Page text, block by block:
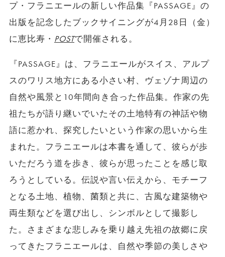
プ・フラニエールの新しい作品集『PASSAGE』の
出版を記念したブックサイニングが4月28日（金）
に恵比寿・ POSTで開催される。
『PASSAGE』は、フラニエールがスイス、アルプ
スのワリス地方にある小さい村、ヴェゾナ周辺の
自然や風景と10年間向き合った作品集。作家の先
祖たちが語り継いでいたその土地特有の神話や物
語に惹かれ、探究したいという作家の思いから生
まれた。フラニエールは本書を通して、彼らが歩
いただろう道を歩き、彼らが思ったことを感じ取
ろうとしている。伝説や言い伝えから、モチーフ
となる土地、植物、菌類と共に、古風な建築物や
両生類などを選び出し、シンボルとして撮影し
た。さまざまな悲しみを乗り越え先祖の故郷に戻
ってきたフラニエールは、自然や季節の美しさや